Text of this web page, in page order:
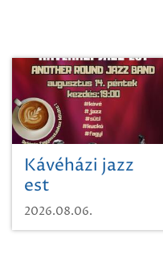
Kávéházi jazz
est
2026.08.06.